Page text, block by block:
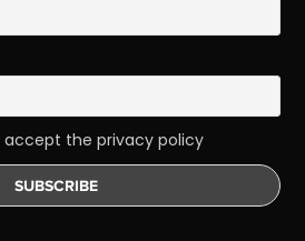
accept the privacy policy